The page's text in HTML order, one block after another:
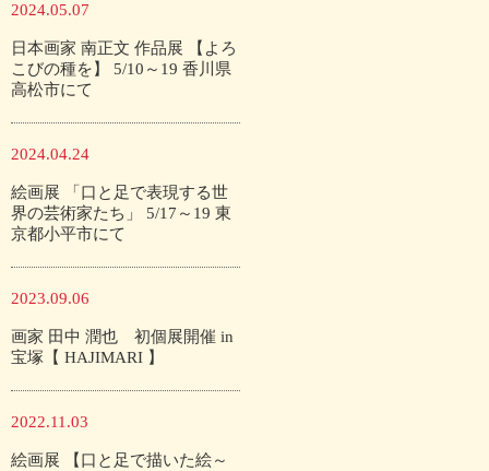
2024.05.07
日本画家 南正文 作品展 【よろ
こびの種を】 5/10～19 香川県
高松市にて
2024.04.24
絵画展 「口と足で表現する世
界の芸術家たち」 5/17～19 東
京都小平市にて
2023.09.06
画家 田中 潤也 初個展開催 in
宝塚【 HAJIMARI 】
2022.11.03
絵画展 【口と足で描いた絵～